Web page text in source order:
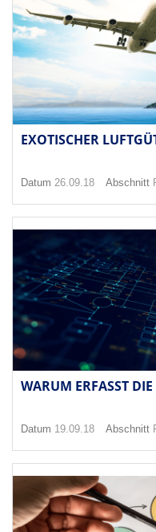
EXOTISCHER
Datum 26.09.18 Abschnitt
WARUM ERFASST
Datum 19.09.18 Abschnitt